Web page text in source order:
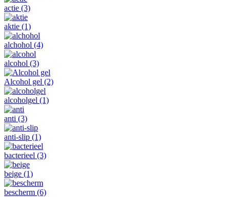
actie (3)
aktie (1)
alchohol (4)
alcohol (3)
Alcohol gel (2)
alcoholgel (1)
anti (3)
anti-slip (1)
bacterieel (3)
beige (1)
bescherm (6)